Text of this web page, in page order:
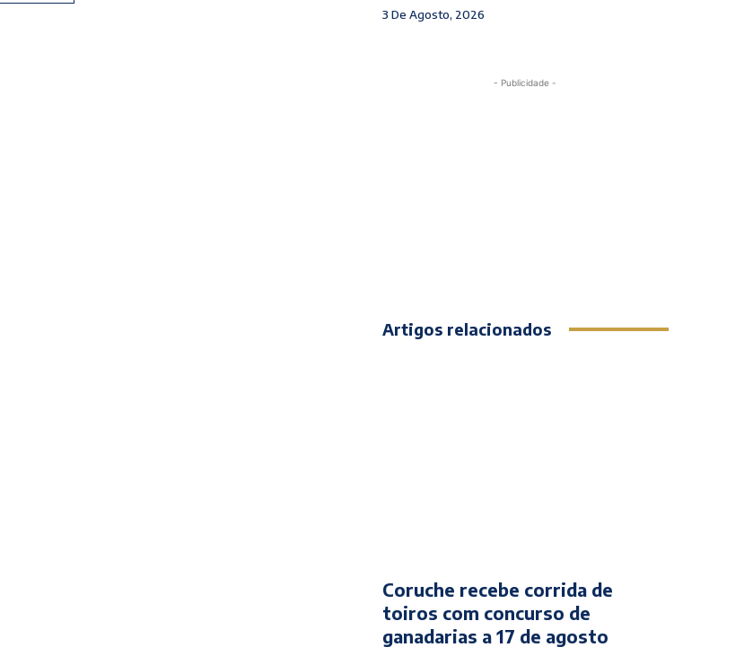
3 De Agosto, 2026
- Publicidade -
Artigos relacionados
Coruche recebe corrida de
toiros com concurso de
ganadarias a 17 de agosto